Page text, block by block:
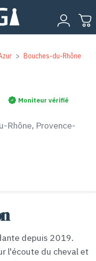
Bouches-du-Rhône
Moniteur vérifié
Rhône, Provence-
depuis 2019.
l'écoute du cheval et